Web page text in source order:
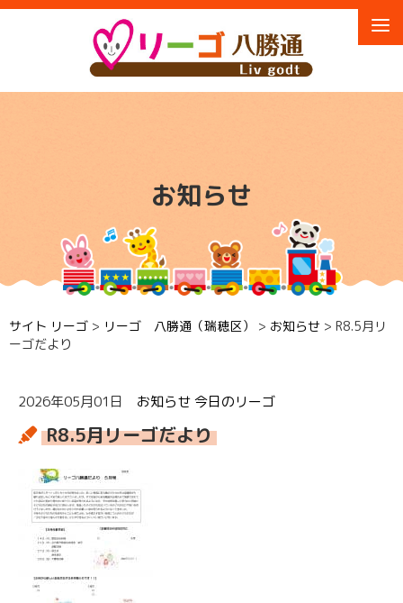
お知らせ
サイト リーゴ > リーゴ 八勝通（瑞穂区） > お知らせ > R8.5月リ
ーゴだより
2026年05月01日 お知らせ今日のリーゴ
R8.5月リーゴだより